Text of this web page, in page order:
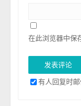
在此浏览器中保
有人回复时